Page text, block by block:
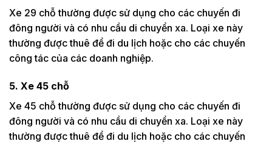
Xe 29 chỗ thường được sử dụng cho các chuyến đi
đông người và có nhu cầu di chuyển xa. Loại xe này
thường được thuê để đi du lịch hoặc cho các chuyến
công tác của các doanh nghiệp.
5. Xe 45 chỗ
Xe 45 chỗ thường được sử dụng cho các chuyến đi
đông người và có nhu cầu di chuyển xa. Loại xe này
thường được thuê để đi du lịch hoặc cho các chuyến